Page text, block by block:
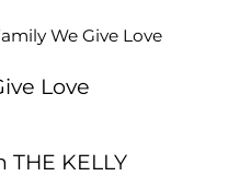
We Give Love
Love
KELLY